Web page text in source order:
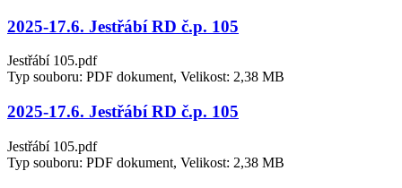
2025-17.6. Jestřábí RD č.p. 105
Jestřábí 105.pdf
Typ souboru: PDF dokument, Velikost: 2,38 MB
2025-17.6. Jestřábí RD č.p. 105
Jestřábí 105.pdf
Typ souboru: PDF dokument, Velikost: 2,38 MB